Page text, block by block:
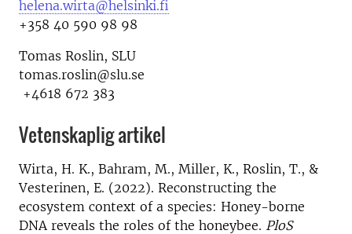
helena.wirta@helsinki.fi
+358 40 590 98 98
Tomas Roslin, SLU
tomas.roslin@slu.se
+4618 672 383
Vetenskaplig artikel
Wirta, H. K., Bahram, M., Miller, K., Roslin, T., &
Vesterinen, E. (2022). Reconstructing the
ecosystem context of a species: Honey-borne
DNA reveals the roles of the honeybee. PloS